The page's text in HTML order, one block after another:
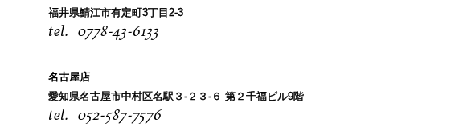
福井県鯖江市有定町3丁目2-3
0778-43-6133
名古屋店
愛知県名古屋市中村区名駅３-２３-６ 第２千福ビル9階
052-587-7576